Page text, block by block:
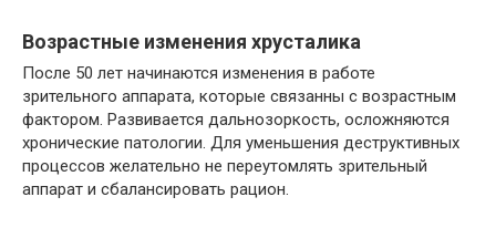
Возрастные изменения хрусталика
После 50 лет начинаются изменения в работе
зрительного аппарата, которые связанны с возрастным
фактором. Развивается дальнозоркость, осложняются
хронические патологии. Для уменьшения деструктивных
процессов желательно не переутомлять зрительный
аппарат и сбалансировать рацион.